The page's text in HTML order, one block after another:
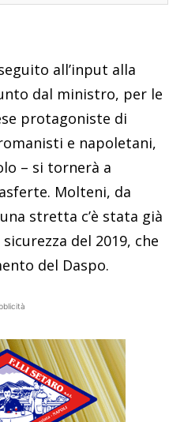
all’input alla
dal ministro, per le
protagoniste di
e napoletani,
– si tornerà a
Molteni, da
stretta c’è stata già
del 2019, che
del Daspo.